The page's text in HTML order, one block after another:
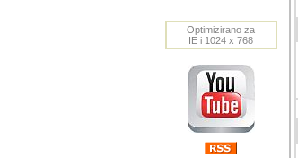
Optimizirano za
IE i 1024 x 768